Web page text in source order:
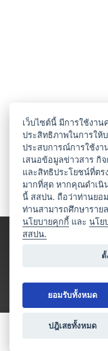
เว็บไซต์นี้ มีการใช้งาน
ประสิทธิภาพในการให้
ประสบการณ์การใช้งา
เสนอข้อมูลข่าวสาร กิ
และสิทธิประโยชน์ที่ต
มากที่สุด หากคุณดำเนิ
นี้ สสปน. ถือว่าท่านยอ
ท่านสามารถศึกษาราย
นโยบายคุกกี้ และนโย
สสปน.
ตั้
ยอมรับทั้งหมด
ปฎิเสธทั้งหมด